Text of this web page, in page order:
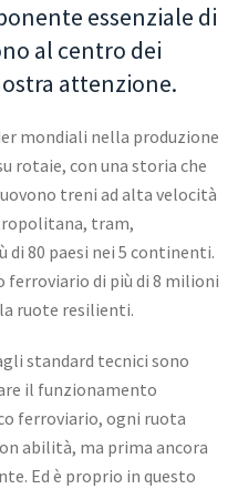
essenziale di
al centro dei
attenzione.
mondiali nella produzione
rotaie, con una storia che
treni ad alta velocità
tram,
di 80 paesi nei 5 continenti.
di più di 8 milioni
ruote resilienti.
standard tecnici sono
il funzionamento
ferroviario, ogni ruota
abilità, ma prima ancora
Ed è proprio in questo